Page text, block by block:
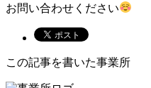
お問い合わせください
この記事を書いた事業所